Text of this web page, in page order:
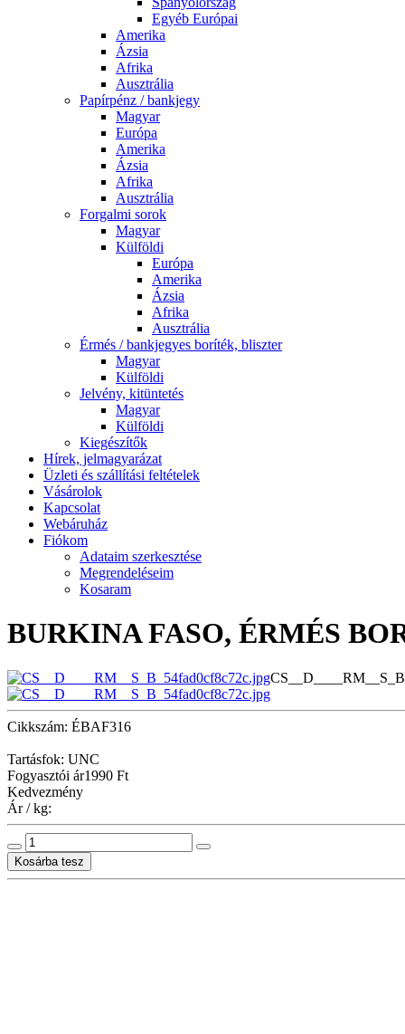
Egyéb Európai
Amerika
Ázsia
Afrika
Ausztrália
Papírpénz / bankjegy
Magyar
Európa
Amerika
Ázsia
Afrika
Ausztrália
Forgalmi sorok
Magyar
Külföldi
Európa
Amerika
Ázsia
Afrika
Ausztrália
Érmés / bankjegyes boríték, bliszter
Magyar
Külföldi
Jelvény, kitüntetés
Magyar
Külföldi
Kiegészítők
Hírek, jelmagyarázat
Üzleti és szállítási feltételek
Vásárolok
Kapcsolat
Webáruház
Fiókom
Adataim szerkesztése
Megrendeléseim
Kosaram
BURKINA FASO, ÉRMÉS
Cikkszám: ÉBAF316
Tartásfok: UNC
Fogyasztói ár1990 Ft
Kedvezmény
Ár / kg: